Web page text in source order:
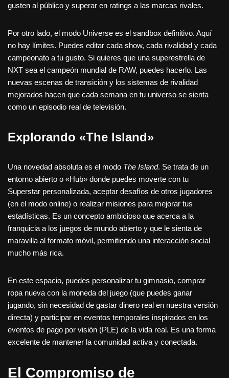
gusten al público y superar en ratings a las marcas rivales.
Por otro lado, el modo Universe es el sandbox definitivo. Aquí
no hay límites. Puedes editar cada show, cada rivalidad y cada
campeonato a tu gusto. Si quieres que una superestrella de
NXT sea el campeón mundial de RAW, puedes hacerlo. Las
nuevas escenas de transición y los sistemas de rivalidad
mejorados hacen que cada semana en tu universo se sienta
como un episodio real de televisión.
Explorando «The Island»
Una novedad absoluta es el modo The Island. Se trata de un
entorno abierto o «Hub» donde puedes moverte con tu
Superstar personalizada, aceptar desafíos de otros jugadores
(en el modo online) o realizar misiones para mejorar tus
estadísticas. Es un concepto ambicioso que acerca a la
franquicia a los juegos de mundo abierto y que le sienta de
maravilla al formato móvil, permitiendo una interacción social
mucho más rica.
En este espacio, puedes personalizar tu gimnasio, comprar
ropa nueva con la moneda del juego (que puedes ganar
jugando, sin necesidad de gastar dinero real en nuestra versión
directa) y participar en eventos temporales inspirados en los
eventos de pago por visión (PLE) de la vida real. Es una forma
excelente de mantener la comunidad activa y conectada.
El Compromiso de